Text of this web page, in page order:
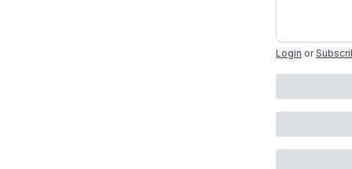
Login or